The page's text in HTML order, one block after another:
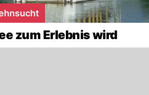
zum Erlebnis wird